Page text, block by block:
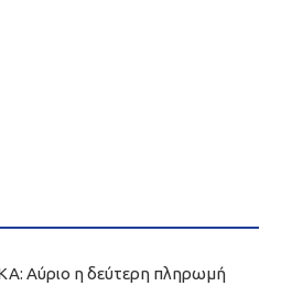
Αύριο η δεύτερη πληρωμή